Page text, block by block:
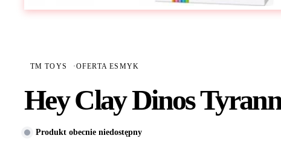
TM TOYS ·OFERTA ESMYK
Hey Clay Dinos
Produkt obecnie niedostępny